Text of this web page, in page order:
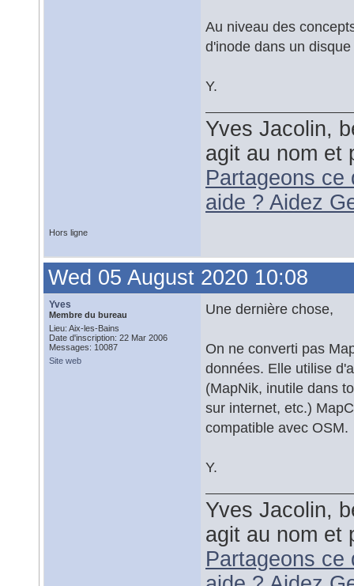
Au niveau des
d'inode dans un
Y.
Yves Jacolin,
agit au nom et
Partageons ce
aide ? Aidez
Hors ligne
Wed 05 August 2020 10:08
Yves
Membre du bureau
Lieu: Aix-les-Bains
Date d'inscription: 22 Mar 2006
Messages: 10087
Site web
Une dernière chose,
On ne converti pas
données. Elle utilise
(MapNik, inutile dans
sur internet, etc.)
compatible avec OSM.
Y.
Yves Jacolin,
agit au nom et
Partageons ce